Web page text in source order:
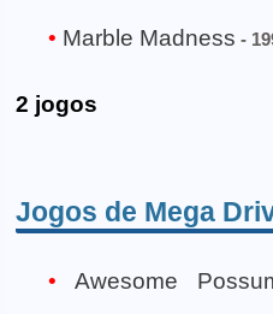
Marble Madness -
2 jogos
Jogos de Mega
Awesome